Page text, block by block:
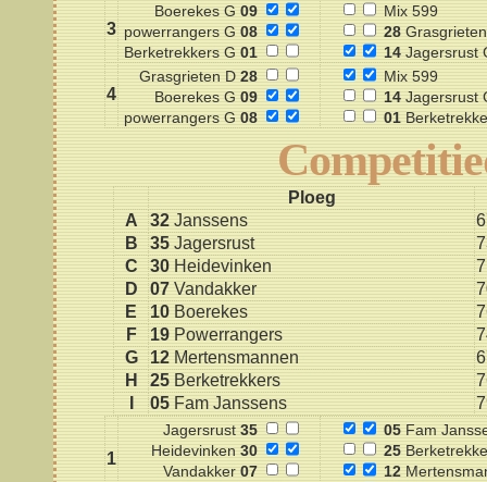
3
Boerekes G 09
powerrangers G 08
Berketrekkers G 01
Mix 599
28
14Jagersrust
4
Grasgrieten D 28
Boerekes G 09
powerrangers G 08
Mix 599
14Jagersrust
01
Ploeg
A
32 Janssens
B
35 Jagersrust
C
30 Heidevinken
D
07 Vandakker
E
10 Boerekes
F
19 Powerrangers
G
12 Mertensmannen
H
25 Berketrekkers
05 Fam Janssens
1
Jagersrust 35
Heidevinken 30
Vandakker 07
05Fam
25
12